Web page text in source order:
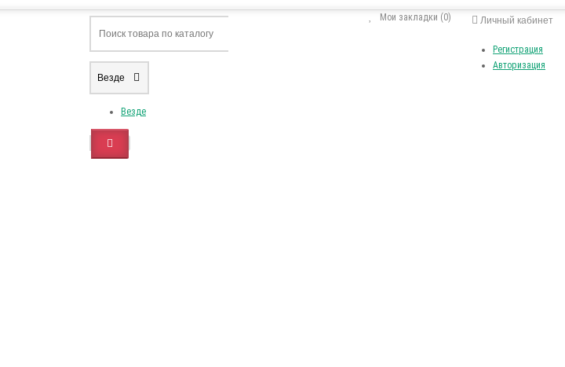
Личный кабинет
Регистрация
Авторизация
Мои закладки (0)
Везде
Везде